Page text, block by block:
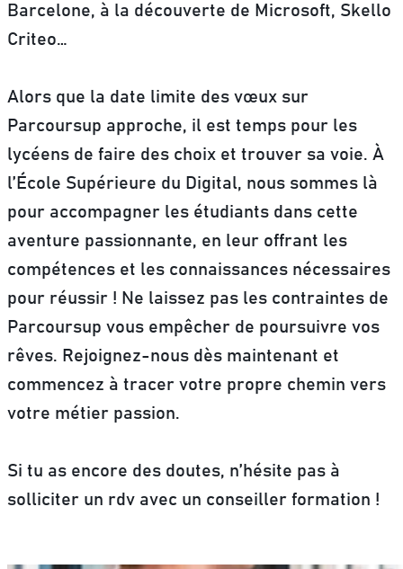
Barcelone, à la découverte de Microsoft, Skello
Criteo…
Alors que la date limite des vœux sur
Parcoursup approche, il est temps pour les
lycéens de faire des choix et trouver sa voie. À
l’École Supérieure du Digital, nous sommes là
pour accompagner les étudiants dans cette
aventure passionnante, en leur offrant les
compétences et les connaissances nécessaires
pour réussir ! Ne laissez pas les contraintes de
Parcoursup vous empêcher de poursuivre vos
rêves. Rejoignez-nous dès maintenant et
commencez à tracer votre propre chemin vers
votre métier passion.
Si tu as encore des doutes, n’hésite pas à
solliciter un rdv avec un conseiller formation !